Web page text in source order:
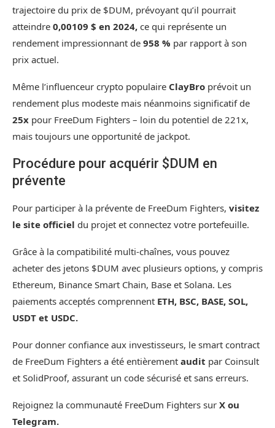
trajectoire du prix de $DUM, prévoyant qu’il pourrait
atteindre 0,00109 $ en 2024, ce qui représente un
rendement impressionnant de 958 % par rapport à son
prix actuel.
Même l’influenceur crypto populaire ClayBro prévoit un
rendement plus modeste mais néanmoins significatif de
25x pour FreeDum Fighters – loin du potentiel de 221x,
mais toujours une opportunité de jackpot.
Procédure pour acquérir $DUM en
prévente
Pour participer à la prévente de FreeDum Fighters, visitez
le site officiel du projet et connectez votre portefeuille.
Grâce à la compatibilité multi-chaînes, vous pouvez
acheter des jetons $DUM avec plusieurs options, y compris
Ethereum, Binance Smart Chain, Base et Solana. Les
paiements acceptés comprennent ETH, BSC, BASE, SOL,
USDT et USDC.
Pour donner confiance aux investisseurs, le smart contract
de FreeDum Fighters a été entièrement audit par Coinsult
et SolidProof, assurant un code sécurisé et sans erreurs.
Rejoignez la communauté FreeDum Fighters sur X ou
Telegram.